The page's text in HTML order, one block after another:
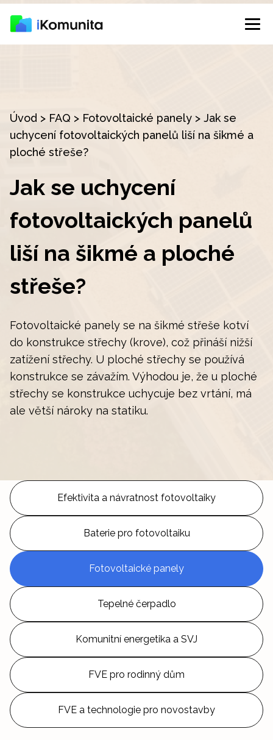
Úvod > FAQ > Fotovoltaické panely > Jak se
uchycení fotovoltaických panelů liší na šikmé a
ploché střeše?
Jak se uchycení
fotovoltaických panelů
liší na šikmé a ploché
střeše?
Fotovoltaické panely se na šikmé střeše kotví
do konstrukce střechy (krove), což přináší nižší
zatížení střechy. U ploché střechy se používá
konstrukce se závažím. Výhodou je, že u ploché
střechy se konstrukce uchycuje bez vrtání, má
ale větší nároky na statiku.
Efektivita a návratnost fotovoltaiky
Baterie pro fotovoltaiku
Fotovoltaické panely
Tepelné čerpadlo
Komunitní energetika a SVJ
FVE pro rodinný dům
FVE a technologie pro novostavby